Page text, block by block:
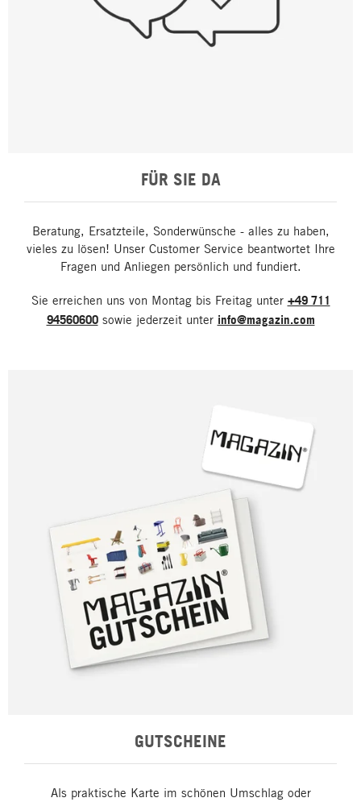
FÜR SIE DA
Beratung, Ersatzteile, Sonderwünsche - alles zu haben,
vieles zu lösen! Unser Customer Service beantwortet Ihre
Fragen und Anliegen persönlich und fundiert.
Sie erreichen uns von Montag bis Freitag unter +49 711
94560600sowie jederzeit unter info@magazin.com
GUTSCHEINE
Als praktische Karte im schönen Umschlag oder